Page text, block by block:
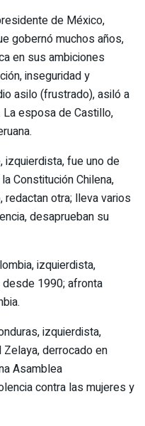
de México,
gobernó muchos años,
en sus ambiciones
inseguridad y
asilo (frustrado), asiló a
esposa de Castillo,
izquierdista, fue uno de
Constitución Chilena,
redactan otra; lleva varios
desaprueban su
izquierdista,
1990; afronta
izquierdista,
derrocado en
Asamblea
contra las mujeres y